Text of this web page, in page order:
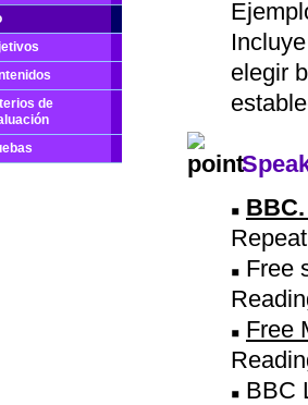
de
elegir
Repeat
Free
Free
BBC